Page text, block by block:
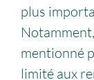
plus
mentionné
limité aux